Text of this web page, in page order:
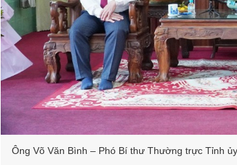
Ông Võ Văn Bình – Phó Bí thư Thường trực Tỉnh